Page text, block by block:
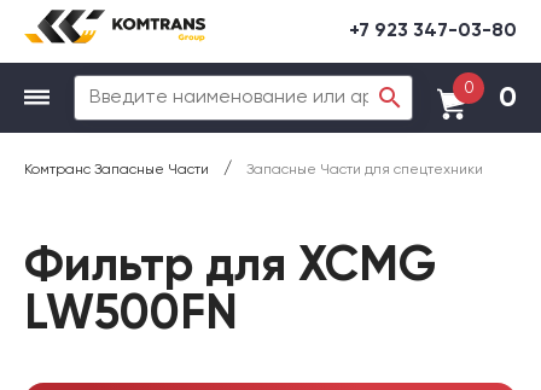
+7 923 347-03-80
0 0
Комтранс Запасные Части / Запасные Части для спецтехники
Фильтр для XCMG
LW500FN